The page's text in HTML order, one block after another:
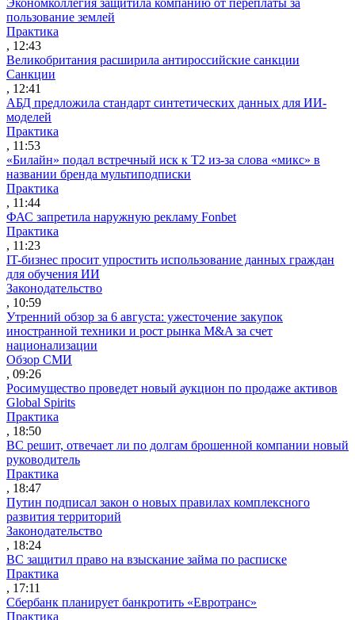
пользование землей
Практика
, 12:43
Великобритания расширила антироссийские санкции
Санкции
, 12:41
АБД предложила стандарт синтетических данных для ИИ-
моделей
Практика
, 11:53
«Билайн» подал встречный иск к Т2 из-за слова «микс» в
названии бренда мультиподписки
Практика
, 11:44
ФАС запретила наружную рекламу Fonbet
Практика
, 11:23
IT-бизнес просит упростить использование данных граждан
для обучения ИИ
Законодательство
, 10:59
Утренний обзор за 6 августа: ужесточение закупок
иностранной техники и рост рынка M&A за счет
национализации
Обзор СМИ
, 09:26
Росимущество проведет новый аукцион по продаже активов
Global Spirits
Практика
, 18:50
ВС решит, отвечает ли по долгам брошенной компании новый
руководитель
Практика
, 18:47
Путин подписал закон о новых правилах комплексного
развития территорий
Законодательство
, 18:24
ВС защитил право на взыскание займа по расписке
Практика
, 17:11
Сбербанк планирует банкротить «Евротранс»
Практика